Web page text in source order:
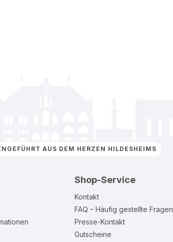
AUS DEM HERZEN HILDESHEIMS
Shop-Service
Kontakt
FAQ – Häufig gestellte Fragen
Presse-Kontakt
Gutscheine